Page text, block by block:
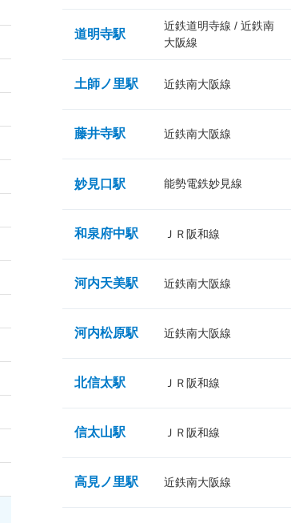
道明寺駅
近鉄道明寺線 / 近鉄南
大阪線
土師ノ里駅 近鉄南大阪線
藤井寺駅 近鉄南大阪線
妙見口駅 能勢電鉄妙見線
和泉府中駅 ＪＲ阪和線
河内天美駅 近鉄南大阪線
河内松原駅 近鉄南大阪線
北信太駅 ＪＲ阪和線
信太山駅 ＪＲ阪和線
高見ノ里駅 近鉄南大阪線